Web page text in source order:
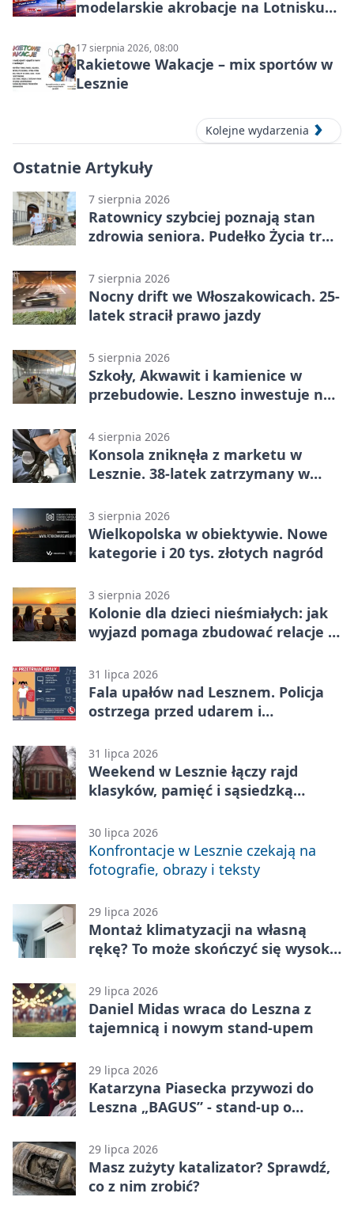
modelarskie akrobacje na Lotnisku
17 sierpnia 2026, 08:00
Rakietowe Wakacje – mix sportów w
Lesznie
Kolejne wydarzenia
Ostatnie Artykuły
7 sierpnia 2026
Ratownicy szybciej poznają stan
zdrowia seniora. Pudełko Życia trafi
7 sierpnia 2026
Nocny drift we Włoszakowicach. 25-
latek stracił prawo jazdy
5 sierpnia 2026
Szkoły, Akwawit i kamienice w
przebudowie. Leszno inwestuje na
4 sierpnia 2026
Konsola zniknęła z marketu w
Lesznie. 38-latek zatrzymany w
3 sierpnia 2026
Wielkopolska w obiektywie. Nowe
kategorie i 20 tys. złotych nagród
3 sierpnia 2026
Kolonie dla dzieci nieśmiałych: jak
wyjazd pomaga zbudować relacje z
31 lipca 2026
Fala upałów nad Lesznem. Policja
ostrzega przed udarem i
31 lipca 2026
Weekend w Lesznie łączy rajd
klasyków, pamięć i sąsiedzką
30 lipca 2026
Konfrontacje w Lesznie czekają na
fotografie, obrazy i teksty
29 lipca 2026
Montaż klimatyzacji na własną
rękę? To może skończyć się wysoką
29 lipca 2026
Daniel Midas wraca do Leszna z
tajemnicą i nowym stand-upem
29 lipca 2026
Katarzyna Piasecka przywozi do
Leszna „BAGUS” - stand-up o
29 lipca 2026
Masz zużyty katalizator? Sprawdź,
co z nim zrobić?